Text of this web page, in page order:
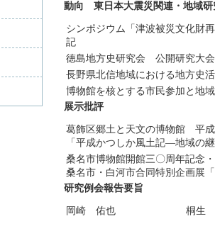
動向 東日本大震災関連・地域研
シンポジウム「津波被災文化財
記
徳島地方史研究会 公開研究大
長野県北信地域における地方史
博物館を核とする市民参加と地
展示批評
葛飾区郷土と天文の博物館 平
「平成かつしか風土記―地域の
桑名市博物館開館三〇周年記念
桑名市・白河市合同特別企画展
研究例会報告要旨
岡崎 佑也 桐生